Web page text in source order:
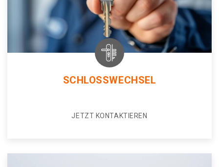
SCHLOSSWECHSEL
JETZT KONTAKTIEREN